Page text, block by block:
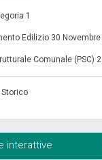
1
Edilizio 30 Novembre
Comunale (PSC) 2
interattive